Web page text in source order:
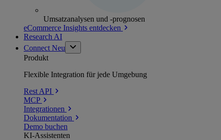
Umsatzanalysen und -prognosen
eCommerce Insights entdecken
Research AI
Connect Neu
Produkt
Flexible Integration für jede Umgebung
Rest API
MCP
Integrationen
Dokumentation
Demo buchen
KI-Assistenten